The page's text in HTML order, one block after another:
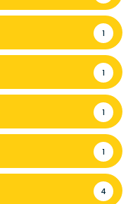
1
1
1
1
4